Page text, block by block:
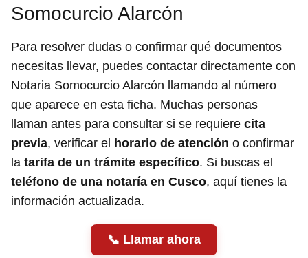
Somocurcio Alarcón
Para resolver dudas o confirmar qué documentos
necesitas llevar, puedes contactar directamente con
Notaria Somocurcio Alarcón llamando al número
que aparece en esta ficha. Muchas personas
llaman antes para consultar si se requiere cita
previa, verificar el horario de atención o confirmar
la tarifa de un trámite específico. Si buscas el
teléfono de una notaría en Cusco, aquí tienes la
información actualizada.
Llamar ahora